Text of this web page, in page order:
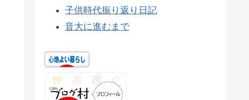
子供時代振り返り日記
音大に進むまで